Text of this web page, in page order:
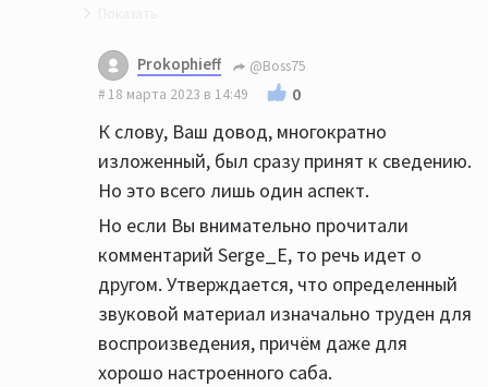
Как вы не поймёте - никакого перегруза на
НЧ бы у вас НЕ БЫЛО, если бы вы не
занимались такой ерундой как
одновременное выкручивания громкости на
номинальную мощность усилителя +
loudness + выкручивания басов на
темброблоке 🤦🤷
Prokophieff
@Boss75
18 марта 2023 в 14:49
0
К слову, Ваш довод, многократно
изложенный, был сразу принят к сведению.
Но это всего лишь один аспект.
Но если Вы внимательно прочитали
комментарий Serge_E, то речь идет о
другом. Утверждается, что определенный
звуковой материал изначально труден для
воспроизведения, причём даже для
хорошо настроенного саба.